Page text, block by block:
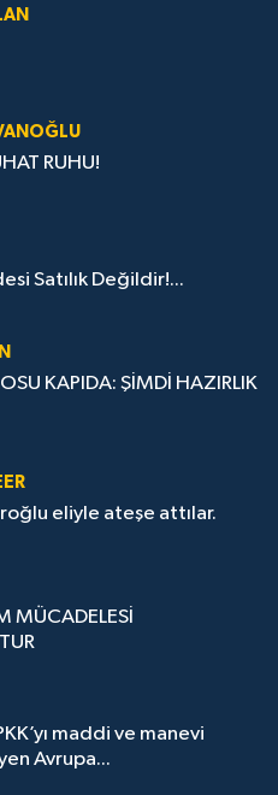
RUHU!
Satılık Değildir!...
KAPIDA: ŞİMDİ HAZIRLIK
eliyle ateşe attılar.
MÜCADELESİ
maddi ve manevi
Avrupa...